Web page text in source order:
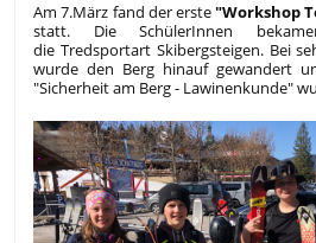
Am 7.März fand der erste"Workshop
statt. Die SchülerInnen
die Tredsportart Skibergsteigen. Bei
wurde den Berg hinauf gewandert
"Sicherheit am Berg - Lawinenkunde"